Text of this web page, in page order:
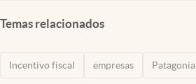
Temas relacionados
Incentivo fiscal empresas Patagonia